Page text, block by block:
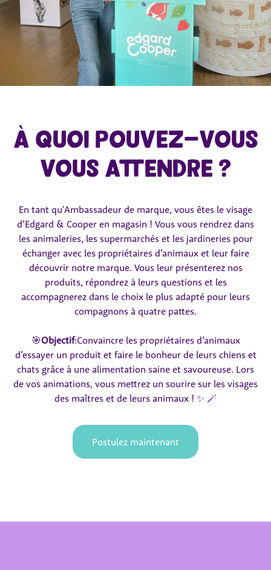
À quoi pouvez-vous
vous attendre ?
En tant qu'Ambassadeur de marque, vous êtes le visage
d’Edgard & Cooper en magasin ! Vous vous rendrez dans
les animaleries, les supermarchés et les jardineries pour
échanger avec les propriétaires d’animaux et leur faire
découvrir notre marque. Vous leur présenterez nos
produits, répondrez à leurs questions et les
accompagnerez dans le choix le plus adapté pour leurs
compagnons à quatre pattes.
🎯Objectif:Convaincre les propriétaires d’animaux
d’essayer un produit et faire le bonheur de leurs chiens et
chats grâce à une alimentation saine et savoureuse. Lors
de vos animations, vous mettrez un sourire sur les visages
des maîtres et de leurs animaux ! ✨ 🪄
Postulez maintenant